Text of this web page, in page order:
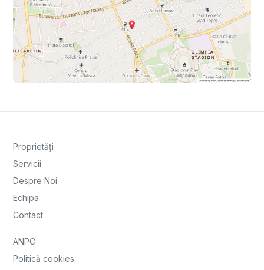
Proprietăți
Servicii
Despre Noi
Echipa
Contact
ANPC
Politică cookies